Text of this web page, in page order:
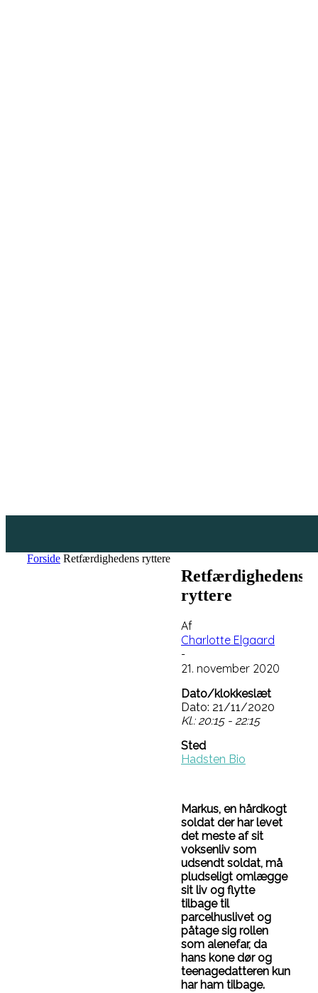
Forside Retfærdighedens ryttere
Retfærdighedens
ryttere
Af
Charlotte Elgaard
-
21. november 2020
Dato/klokkeslæt
Dato: 21/11/2020
Kl.: 20:15 - 22:15
Sted
Hadsten Bio
Markus, en hårdkogt
soldat der har levet
det meste af sit
voksenliv som
udsendt soldat, må
pludseligt omlægge
sit liv og flytte
tilbage til
parcelhuslivet og
påtage sig rollen
som alenefar, da
hans kone dør og
teenagedatteren kun
har ham tilbage.